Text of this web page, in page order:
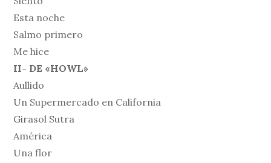
Esta noche
Salmo primero
Me hice
II- DE «HOWL»
Aullido
Un Supermercado en California
Girasol Sutra
América
Una flor